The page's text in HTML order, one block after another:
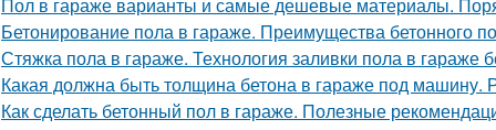
Бетонирование пола в гараже. Преимущества бетонного
Стяжка пола в гараже. Технология заливки пола в гараже
Какая должна быть толщина бетона в гараже под машину.
Как сделать бетонный пол в гараже. Полезные